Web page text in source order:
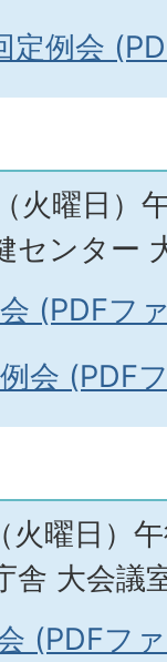
定例会
火曜日）
センター
(PDFフ
会 (PDF
火曜日）
舎 大会議
(PDFフ